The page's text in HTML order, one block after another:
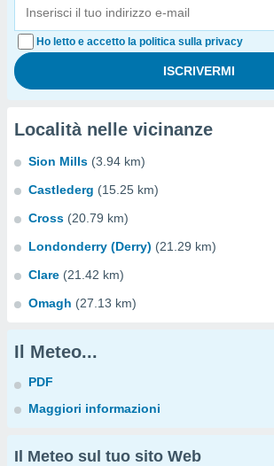
Ho letto e accetto la politica sulla privacy
Località nelle vicinanze
Sion Mills (3.94 km)
Castlederg (15.25 km)
Cross (20.79 km)
Londonderry (Derry) (21.29 km)
Clare (21.42 km)
Omagh (27.13 km)
Il Meteo...
PDF
Maggiori informazioni
Il Meteo sul tuo sito Web